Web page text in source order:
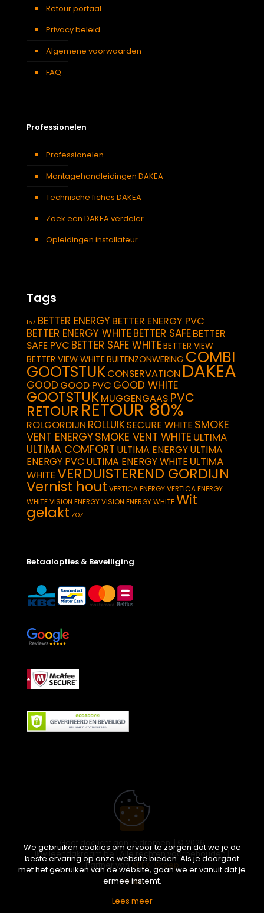
Retour portaal
Privacy beleid
Algemene voorwaarden
FAQ
Professionelen
Professionelen
Montagehandleidingen DAKEA
Technische fiches DAKEA
Zoek een DAKEA verdeler
Opleidingen installateur
Tags
157 BETTER ENERGYBETTER ENERGY PVC
BETTER ENERGY WHITEBETTER SAFEBETTER
SAFE PVC BETTER SAFE WHITEBETTER VIEW
BETTER VIEW WHITEBUITENZONWERING COMBI
GOOTSTUKCONSERVATION DAKEA
GOOD GOOD PVC GOOD WHITE
GOOTSTUKMUGGENGAAS PVC
RETOUR RETOUR 80%
ROLGORDIJN ROLLUIKSECURE WHITE SMOKE
VENT ENERGYSMOKE VENT WHITE ULTIMA
ULTIMA COMFORT ULTIMA ENERGYULTIMA
ENERGY PVC ULTIMA ENERGY WHITE ULTIMA
WHITEVERDUISTEREND GORDIJN
Vernist hout VERTICA ENERGYVERTICA ENERGY
WHITEVISION ENERGYVISION ENERGY WHITEWit
gelakt ZOZ
Betaalopties & Beveiliging
Geef daglicht aan je dromen. | © 2026
ikwileendakraam.be | Alle rechten voorbehouden |
Partner vanAPEX-Groep
We gebruiken cookies om ervoor te zorgen dat we je de
beste ervaring op onze website bieden. Als je doorgaat
met het gebruiken van de website, gaan we er vanuit dat je
ermee instemt.
Lees meer